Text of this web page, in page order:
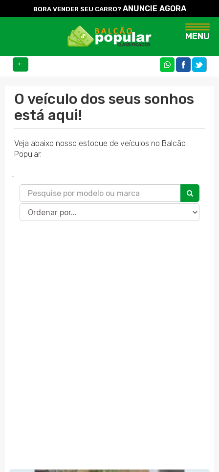
BORA VENDER SEU CARRO? ANUNCIE AGORA
MENU
O veículo dos seus sonhos
está aqui!
Veja abaixo nosso estoque de veículos no Balcão
Popular.
'